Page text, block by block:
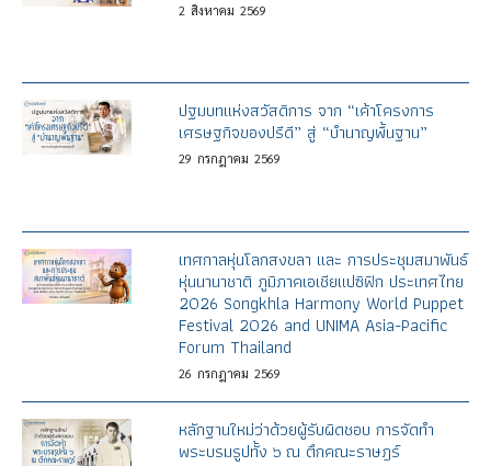
2 สิงหาคม 2569
ปฐมบทแห่งสวัสดิการ จาก “เค้าโครงการ
เศรษฐกิจของปรีดี” สู่ “บำนาญพื้นฐาน”
29 กรกฎาคม 2569
เทศกาลหุ่นโลกสงขลา และ การประชุมสมาพันธ์
หุ่นนานาชาติ ภูมิภาคเอเชียแปซิฟิก ประเทศไทย
2026 Songkhla Harmony World Puppet
Festival 2026 and UNIMA Asia-Pacific
Forum Thailand
26 กรกฎาคม 2569
หลักฐานใหม่ว่าด้วยผู้รับผิดชอบ การจัดทำ
พระบรมรูปทั้ง ๖ ณ ตึกคณะราษฎร์